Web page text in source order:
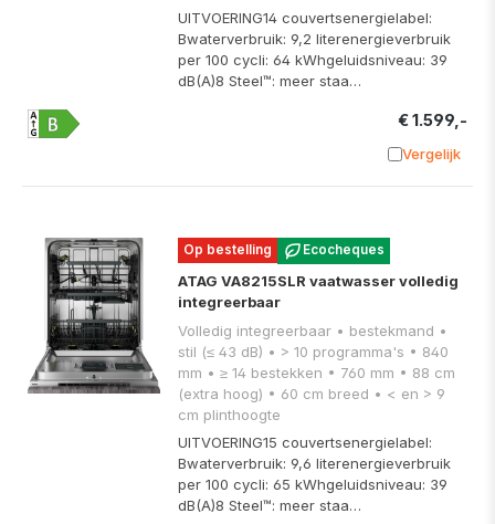
UITVOERING14 couvertsenergielabel:
Bwaterverbruik: 9,2 literenergieverbruik
per 100 cycli: 64 kWhgeluidsniveau: 39
dB(A)8 Steel™: meer staa…
€ 1.599,-
Vergelijk
Op bestelling Ecocheques
ATAG VA8215SLR vaatwasser volledig
integreerbaar
Volledig integreerbaar • bestekmand •
stil (≤ 43 dB) • > 10 programma's • 840
mm • ≥ 14 bestekken • 760 mm • 88 cm
(extra hoog) • 60 cm breed • < en > 9
cm plinthoogte
UITVOERING15 couvertsenergielabel:
Bwaterverbruik: 9,6 literenergieverbruik
per 100 cycli: 65 kWhgeluidsniveau: 39
dB(A)8 Steel™: meer staa…